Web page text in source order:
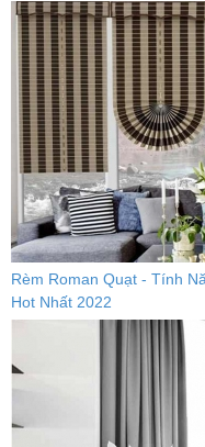
Rèm Roman Quạt - Tính
Hot Nhất 2022